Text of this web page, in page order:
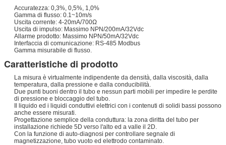
Accuratezza: 0,3%, 0,5%, 1,0%
Gamma di flusso: 0.1~10m/s
Uscita corrente: 4-20mA/700Ω
Uscita di impulso: Massimo NPN/200mA/32Vdc
Allarme prodotto: Massimo NPN/50mA/32Vdc
Interfaccia di comunicazione: RS-485 Modbus
Gamma misurabile di flusso.
Caratteristiche di prodotto
La misura è virtualmente indipendente da densità, dalla viscosità, dalla
temperatura, dalla pressione e dalla conducibilità.
Due punti buoni dentro il tubo e nessun parti mobili per impedire le perdite
di pressione e bloccaggio del tubo.
Il liquido ed i liquidi conduttivi elettrici con i contenuti di solidi bassi possono
anche essere misurati.
Progettazione semplice della conduttura: la zona diritta del tubo per
installazione richiede 5D verso l'alto ed a valle il 2D.
Con la funzione di auto-diagnosi per controllare segnale di
magnetizzazione, tubo vuoto ed elettrodo contaminato.